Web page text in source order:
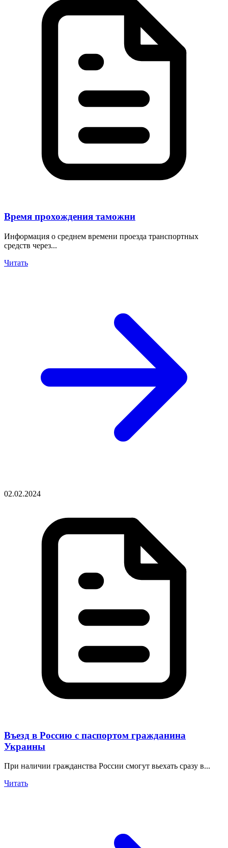
Время прохождения таможни
Информация о среднем времени проезда транспортных
средств через...
Читать
02.02.2024
Въезд в Россию с паспортом гражданина
Украины
При наличии гражданства России смогут вьехать сразу в...
Читать